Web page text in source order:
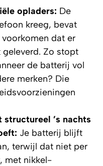
opladers: De
kreeg, bevat
dat er
Zo stopt
de batterij vol
merken? Die
’s nachts
Je batterij blijft
terwijl dat niet per
met nikkel-